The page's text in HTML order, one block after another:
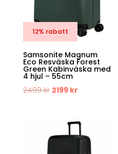
12% rabatt
Samsonite Magnum
Eco Resväska Forest
Green Kabinväska med
4 hjul – 55cm
2499kr Det
2199 krDet
är:
2199 kr.